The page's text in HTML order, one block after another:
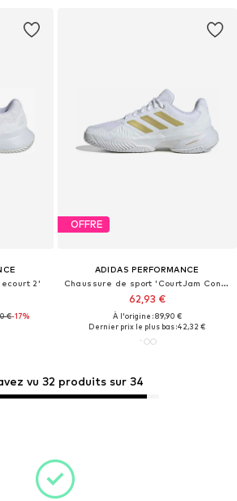
2'
€-17%
OFFRE
ADIDAS PERFORMANCE
Chaussure de sport 'CourtJam Control 3'
62,93 €
À l'origine : 89,90 €
Dernier prix le plus bas :42,32 €
vu 32 produits sur 34